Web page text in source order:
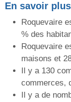
En savoir
Roquevaire
% des
Roquevaire
maisons et
Il y a 130
commerces,
Il y a de